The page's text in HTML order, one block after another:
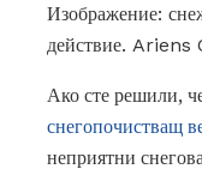
Изображение:
действие.
Ако сте решили,
снегопочистващ
неприятни